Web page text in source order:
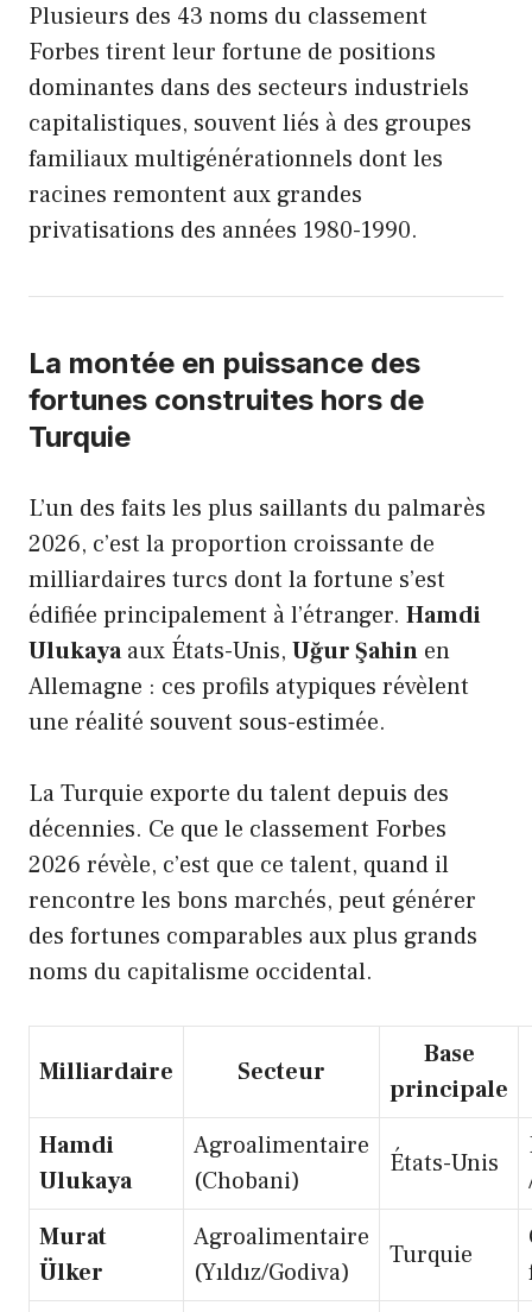
Plusieurs des 43 noms du classement
Forbes tirent leur fortune de positions
dominantes dans des secteurs industriels
capitalistiques, souvent liés à des groupes
familiaux multigénérationnels dont les
racines remontent aux grandes
privatisations des années 1980-1990.
La montée en puissance des
fortunes construites hors de
Turquie
L’un des faits les plus saillants du palmarès
2026, c’est la proportion croissante de
milliardaires turcs dont la fortune s’est
édifiée principalement à l’étranger. Hamdi
Ulukayaaux États-Unis, Uğur Şahin en
Allemagne : ces profils atypiques révèlent
une réalité souvent sous-estimée.
La Turquie exporte du talent depuis des
décennies. Ce que le classement Forbes
2026 révèle, c’est que ce talent, quand il
rencontre les bons marchés, peut générer
des fortunes comparables aux plus grands
noms du capitalisme occidental.
Milliardaire Secteur
Base
principale
Hamdi
Ulukaya
Agroalimentaire
(Chobani)
États-Unis
Murat
Ülker
Agroalimentaire
(Yıldız/Godiva)
Turquie